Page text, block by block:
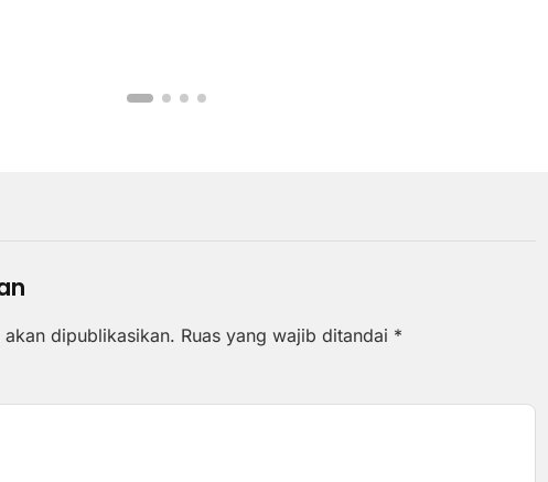
dipublikasikan. Ruas yang wajib ditandai *